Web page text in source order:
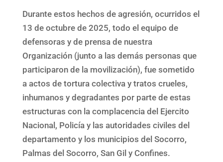
Durante estos hechos de agresión, ocurridos el
13 de octubre de 2025, todo el equipo de
defensoras y de prensa de nuestra
Organización (junto a las demás personas que
participaron de la movilización), fue sometido
a actos de tortura colectiva y tratos crueles,
inhumanos y degradantes por parte de estas
estructuras con la complacencia del Ejercito
Nacional, Policía y las autoridades civiles del
departamento y los municipios del Socorro,
Palmas del Socorro, San Gil y Confines.